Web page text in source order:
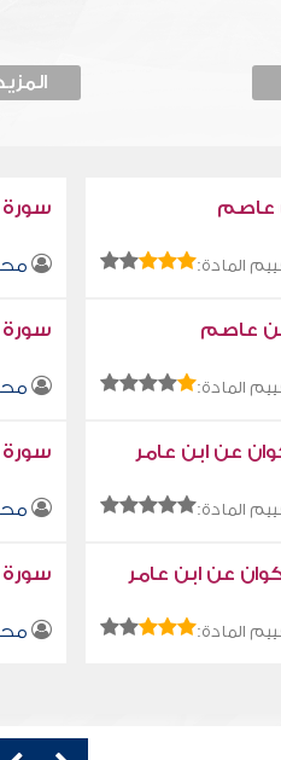
عاصم
المادة:
عاصم
المادة:
سورة
عن ابن عامر
المادة:
سورة
عن ابن عامر
المادة:
سورة